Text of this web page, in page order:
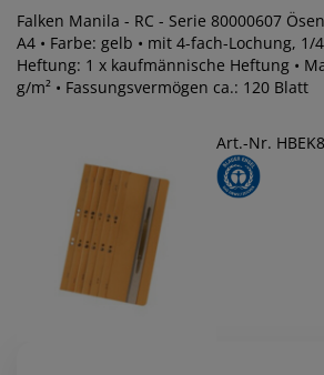
Falken Manila - RC - Serie 80000607
A4 • Farbe: gelb • mit 4-fach-Lochung, 1/
Heftung: 1 x kaufmännische Heftung •
g/m² • Fassungsvermögen ca.: 120 Blatt
Art.-Nr.